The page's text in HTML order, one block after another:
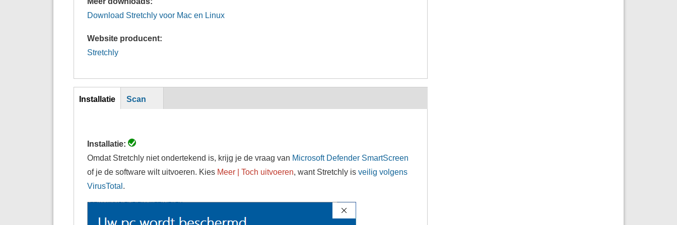
Download Stretchly voor Mac en Linux
Website producent:
Stretchly
Inst
Installatie
Scan
Installatie:
Omdat Stretchly niet ondertekend is, krijg je de vraag van Microsoft Defender SmartScreen
of je de software wilt uitvoeren. Kies Meer | Toch uitvoeren, want Stretchly isveilig volgens
VirusTotal.